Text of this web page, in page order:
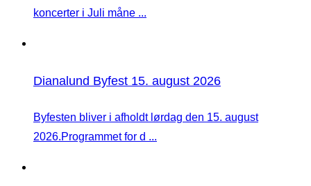
koncerter i Juli måne ...
Dianalund Byfest 15. august 2026
Byfesten bliver i afholdt lørdag den 15. august
2026.Programmet for d ...